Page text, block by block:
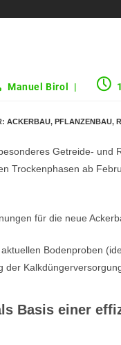
Manuel Birol
: ACKERBAU, PFLANZENBAU,
Getreide- und
Trockenphasen ab
für die neue
Bodenproben
der
Basis einer